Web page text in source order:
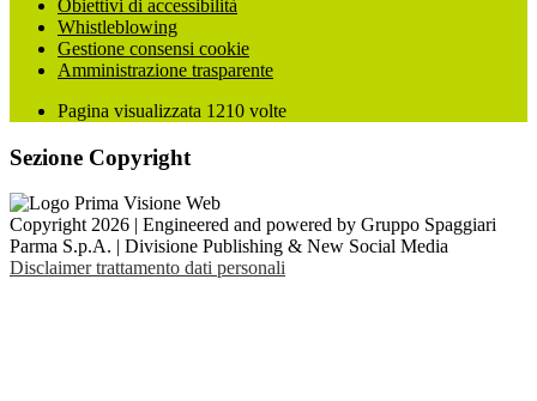
Obiettivi di accessibilità
Whistleblowing
Gestione consensi cookie
Amministrazione trasparente
Pagina visualizzata 1210 volte
Sezione Copyright
Copyright 2026 | Engineered and powered by Gruppo Spaggiari
Parma S.p.A. | Divisione Publishing & New Social Media
Disclaimer trattamento dati personali